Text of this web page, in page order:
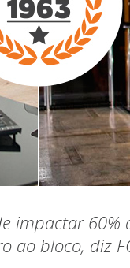
impactar 60%
ao bloco, diz